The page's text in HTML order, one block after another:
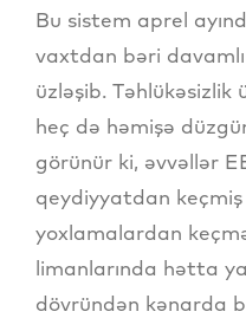
Bu sistem aprel
vaxtdan bəri
üzləşib.
heç də həmişə
görünür ki, əvvəllər
qeydiyyatdan
yoxlamalardan
limanlarında hətta
dövründən kənarda